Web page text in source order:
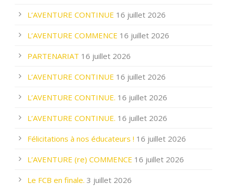
L’AVENTURE CONTINUE 16 juillet 2026
L’AVENTURE COMMENCE 16 juillet 2026
PARTENARIAT 16 juillet 2026
L’AVENTURE CONTINUE 16 juillet 2026
L’AVENTURE CONTINUE. 16 juillet 2026
L’AVENTURE CONTINUE. 16 juillet 2026
Félicitations à nos éducateurs ! 16 juillet 2026
L’AVENTURE (re) COMMENCE 16 juillet 2026
Le FCB en finale. 3 juillet 2026